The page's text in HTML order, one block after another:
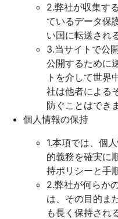
2.弊社が収集す
ているデータ保
い国に転送され
3.当サイトで公
公開するために
トを介して世界
社は他者による
防ぐことはでき
個人情報の保持
1.本項では、個
的義務を確実に
持ポリシーと手
2.弊社が何らか
は、その目的ま
も長く保持され